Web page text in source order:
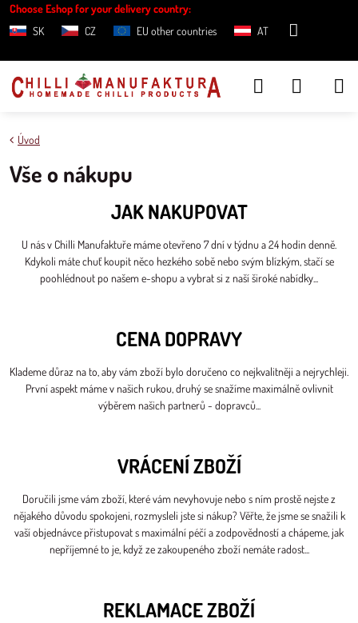
Choose Eshop for your delivery country:
SK
CZ EU other countries AT
Úvod
Vše o nákupu
JAK NAKUPOVAT
U nás v Chilli Manufaktuře máme otevřeno 7 dní v týdnu a 24 hodin denně.
Kdykoli máte chuť koupit něco hezkého sobě nebo svým blízkým, stačí se
poohlédnout po našem e-shopu a vybrat si z naší široké nabídky...
CENA DOPRAVY
Klademe důraz na to, aby vám zboží bylo doručeno co nejkvalitněji a nejrychleji.
První aspekt máme v našich rukou, druhý se snažíme maximálně ovlivnit
výběrem našich partnerů - dopravců...
VRÁCENÍ ZBOŽÍ
Doručili jsme vám zboží, které vám nevyhovuje nebo s ním prostě nejste z
nějakého důvodu spokojeni, rozmysleli jste si nákup? Věřte, že jsme se snažili k
vaší objednávce přistupovat s maximální péčí a zodpovědností a chápeme, jak
nepříjemné to je, když ze zakoupeného zboží nemáte radost...
REKLAMACE ZBOŽÍ